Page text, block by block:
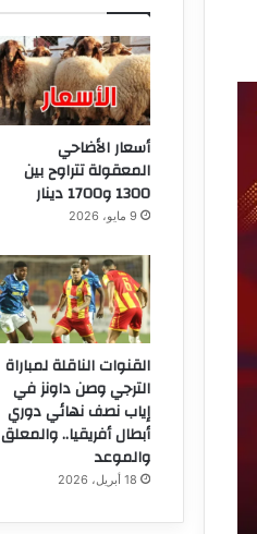
أسعار الأضاحي
المعقولة تتراوح بين
1300 و1700 دينار
9 مايو، 2026
القنوات الناقلة لمباراة
الترجي وصن داونز في
إياب نصف نهائي دوري
أبطال أفريقيا.. والمعلق
والموعد
18 أبريل، 2026